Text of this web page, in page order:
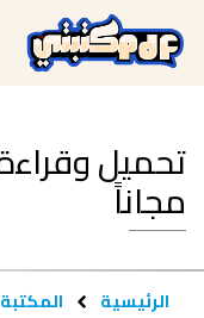
مجاناً
الرئيسية المكتبة